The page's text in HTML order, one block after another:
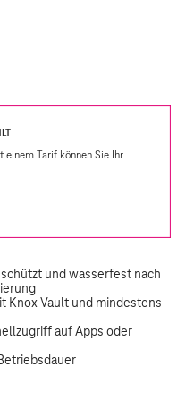
einem Tarif können Sie Ihr